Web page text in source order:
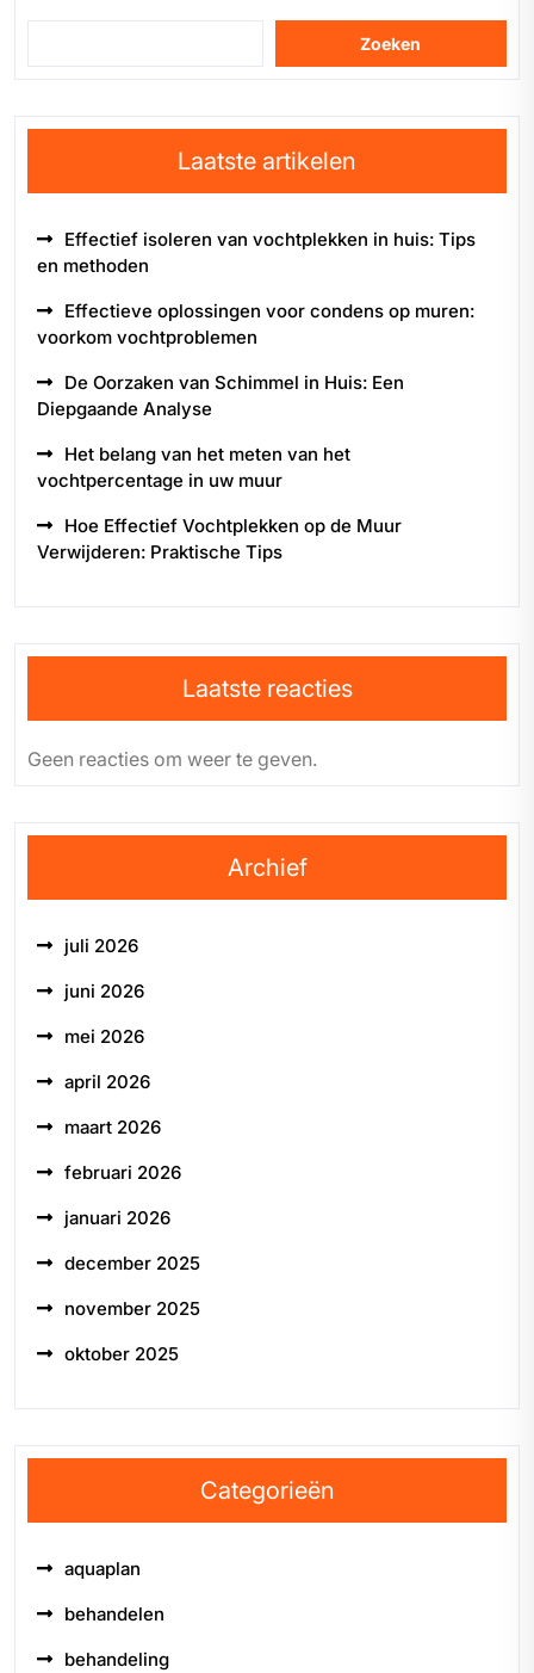
Zoeken
Laatste artikelen
Effectief isoleren van vochtplekken in huis: Tips
en methoden
Effectieve oplossingen voor condens op muren:
voorkom vochtproblemen
De Oorzaken van Schimmel in Huis: Een
Diepgaande Analyse
Het belang van het meten van het
vochtpercentage in uw muur
Hoe Effectief Vochtplekken op de Muur
Verwijderen: Praktische Tips
Laatste reacties
Geen reacties om weer te geven.
Archief
juli 2026
juni 2026
mei 2026
april 2026
maart 2026
februari 2026
januari 2026
december 2025
november 2025
oktober 2025
Categorieën
aquaplan
behandelen
behandeling